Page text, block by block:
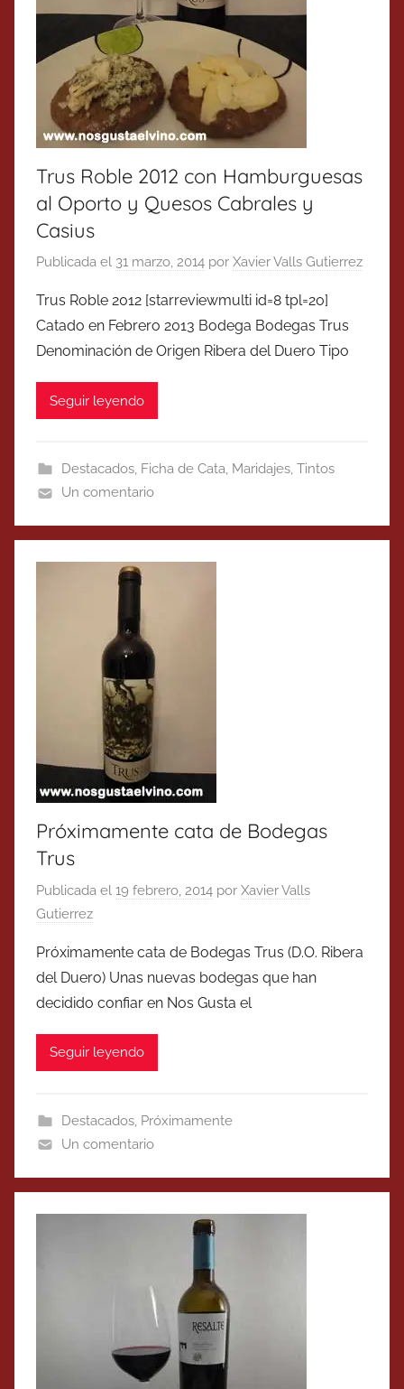
Trus Roble 2012 con Hamburguesas
al Oporto y Quesos Cabrales y
Casius
Publicada el 31 marzo, 2014 por Xavier Valls Gutierrez
Trus Roble 2012 [starreviewmulti id=8 tpl=20]
Catado en Febrero 2013 Bodega Bodegas Trus
Denominación de Origen Ribera del Duero Tipo
Seguir leyendo
Destacados, Ficha de Cata, Maridajes, Tintos
Un comentario
Próximamente cata de Bodegas
Trus
Publicada el 19 febrero, 2014 por Xavier Valls
Gutierrez
Próximamente cata de Bodegas Trus (D.O. Ribera
del Duero) Unas nuevas bodegas que han
decidido confiar en Nos Gusta el
Seguir leyendo
Destacados, Próximamente
Un comentario